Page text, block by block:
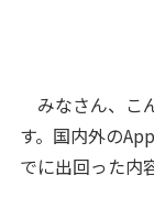
みなさん、こ
す。国内外の
でに出回った内